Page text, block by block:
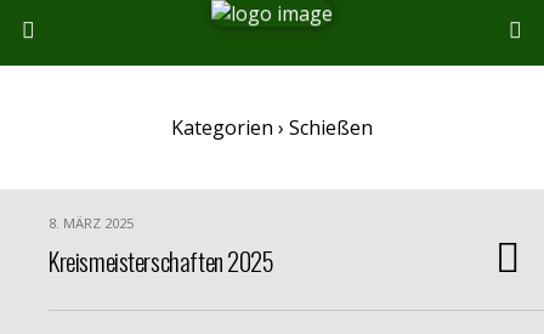
Kategorien › Schießen
8. MÄRZ 2025
Kreismeisterschaften 2025